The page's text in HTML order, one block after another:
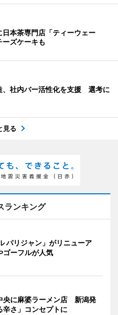
日本茶専門店「ティーウェー
ズケーキも
、社内バー活性化を支援 選考に
見る
ランキング
パリジャン」がリニューア
ーフルが人気
央に麻婆ラーメン店 新潟発
辛さ」コンセプトに